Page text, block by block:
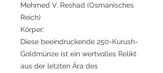
Mehmed V. Reshad (Osmanisches
Reich)
Körper:
Diese beeindruckende 250-Kurush-
Goldmünze ist ein wertvolles Relikt
aus der letzten Ära des